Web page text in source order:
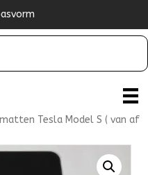
Tesla Model S ( van af